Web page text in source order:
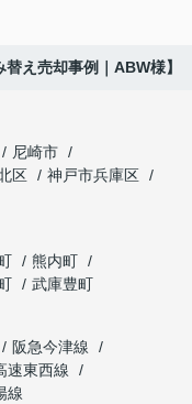
住まいで、趣味や旅
た毎日を過ごして
生がさらに楽しみ
。
から少し離れてい
た。
へ相談して本当に
族へ引き継ぐこと
よう。」
へ相談すると、「プ
」の査定だけでな
調整や資金計画も
た。
クセス、阪急西宮
紹介してください
え売却事例｜ABW様】
尼崎市
区
神戸市兵庫区
熊内町
武庫豊町
阪急今津線
速東西線
線